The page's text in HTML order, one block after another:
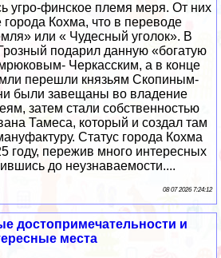
угро-финское племя меря. От них
Кохма, что в переводе
или « Чудесный уголок». В
подарил данную «богатую
Черкасским, а в конце
перешли князьям Скопиным-
были завещаны во владение
затем стали собственностью
Тамеса, который и создал там
Статус города Кохма
году, пережив много интересных
до неузнаваемости....
08 07 2026 7:24:12
достопримечательности и
места